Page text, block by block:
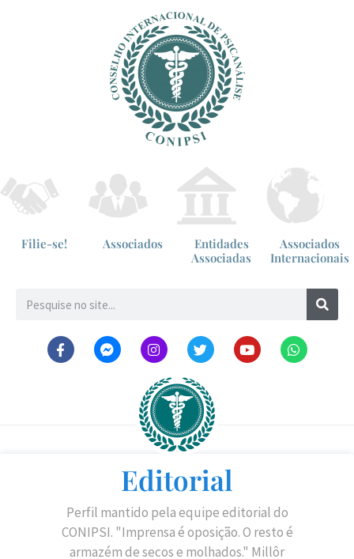
Filie-se! Associados
Entidades
Associadas
Associados
Internacionais
Editorial
Perfil mantido pela equipe editorial do
CONIPSI. "Imprensa é oposição. O resto é
armazém de secos e molhados." Millôr